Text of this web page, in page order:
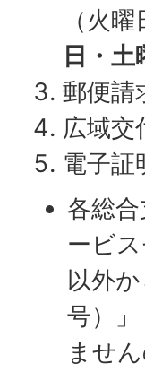
（火
日・土
郵便請
広域交
電子証
各総
ービ
以外
号）
ませ